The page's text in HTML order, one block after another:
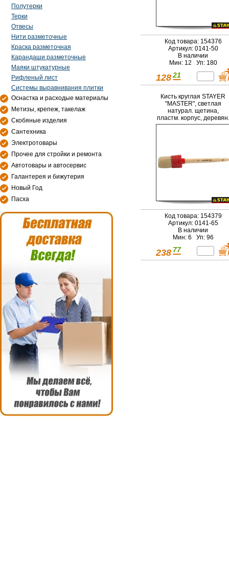
Полутерки
Терки
Отвесы
Нити разметочные
Краска разметочная
Карандаши разметочные
Маяки штукатурные
Рифленый лист
Системы выравнивания плитки
Оснастка и расходые материалы
Метизы, крепеж, такелаж
Скобяные изделия
Сантехника
Электротовары
Прочее для стройки и ремонта
Автотовары и автосервис
Галантерея и бижутерия
Новый Год
Пасха
Код товара: 154376
Артикул: 0141-50
В наличии
Мин: 12 Уп: 180
128 21
Кисть круглая STAYER
"MASTER", светлая
натурал. щетина,
пластм. корпус, деревян.
ручка, №20 x65мм
Код товара: 154379
Артикул: 0141-65
В наличии
Мин: 6 Уп: 96
238 77